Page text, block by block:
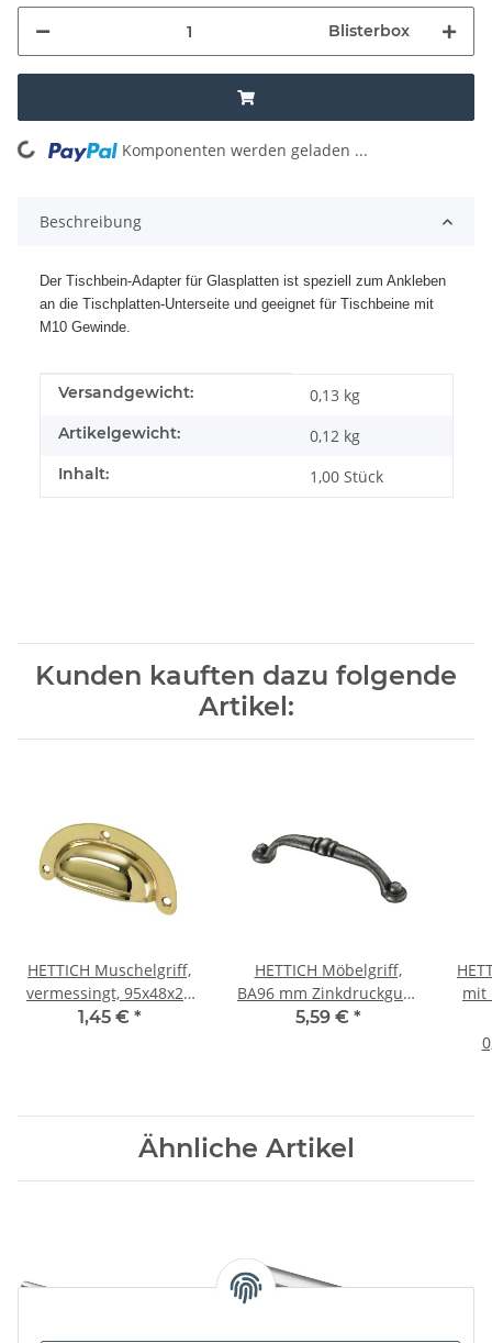
Blisterbox
Loading... Komponenten werden geladen ...
Beschreibung
Der Tischbein-Adapter für Glasplatten ist speziell zum Ankleben
an die Tischplatten-Unterseite und geeignet für Tischbeine mit
M10 Gewinde.
Produkteigenschaft
Wert
Versandgewicht: 0,13 kg
Artikelgewicht: 0,12 kg
Inhalt: 1,00 Stück
Kunden kauften dazu folgende
Artikel:
HETTICH Muschelgriff,
vermessingt, 95x48x20
mm
1,45 € *
HETTICH Möbelgriff,
BA96 mm Zinkdruckguss
brüniert, silberfarben,
5,59 € *
mit
Ähnliche Artikel